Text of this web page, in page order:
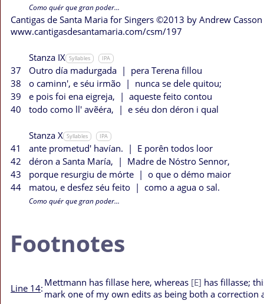
Como quér que gran poder...
Cantigas de Santa Maria for Singers ©2013 by Andrew Casson
www.cantigasdesantamaria.com/csm/197
Stanza IX Syllables IPA
37 Outro día madurgada | pera Terena fillou
38
o caminn', e séu irmão | nunca se dele quitou;
39
e pois foi ena eigreja, | aqueste feito contou
40
todo como ll' avẽéra, | e séu don déron i qual
Stanza X Syllables IPA
41 ante prometud' havían. | E porên todos loor
42
déron a Santa María, | Madre de Nóstro Sennor,
43
porque resurgiu de mórte | o que o démo maior
44
matou, e desfez séu feito | como a agua o sal.
Como quér que gran poder...
Footnotes
Line 14: Mettmann has fillase here, whereas [E] has fillasse;
mark one of my own edits as being both a correction